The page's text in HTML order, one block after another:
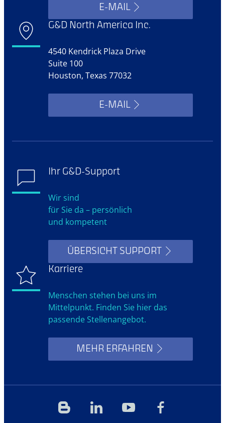
E-MAIL
G&D North America Inc.
4540 Kendrick Plaza Drive
Suite 100
Houston, Texas 77032
E-MAIL
Ihr G&D-Support
Wir sind
für Sie da – persönlich
und kompetent
ÜBERSICHT SUPPORT
Karriere
Menschen stehen bei uns im
Mittelpunkt. Finden Sie hier das
passende Stellenangebot.
MEHR ERFAHREN